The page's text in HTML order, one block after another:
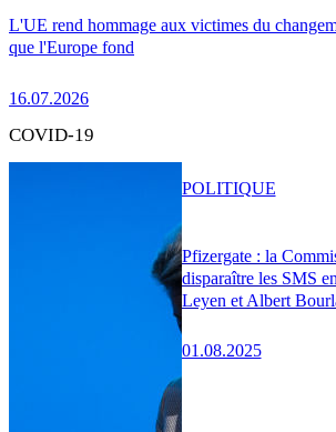
L'UE rend hommage aux victimes du
que l'Europe fond
16.07.2026
COVID-19
Pfizergate : la
disparaître les SMS
Leyen et Albert
01.08.2025
POLITIQUE